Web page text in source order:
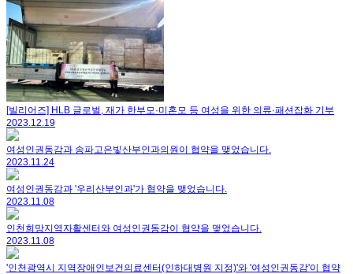
[빌리어즈] HLB 글로벌, 재가 한부모·미혼모 등 여성을 위한 의류·패션잡화 기부
2023.12.19
여성인권동감과 송파고은빛산부인과의원이 협약을 맺었습니다.
2023.11.24
여성인권동감과 '우리산부인과'가 협약을 맺었습니다.
2023.11.08
인천희망지역자활센터와 여성인권동감이 협약을 맺었습니다.
2023.11.08
'인천광역시 지역장애인보건의료센터(인하대병원 지정)'와 '여성인권동감'이 협약